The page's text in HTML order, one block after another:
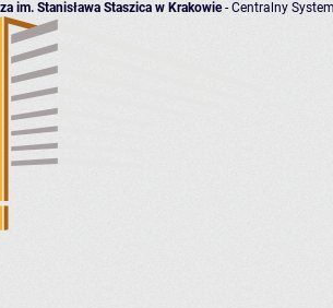
im. Stanisława Staszica w Krakowie- Centralny